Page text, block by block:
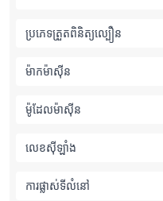
ប្រភេទត្រួតពិនិត្យល្បឿន
ម៉ាកម៉ាស៊ីន
ម៉ូដែលម៉ាស៊ីន
លេខស៊ីឡាំង
ការផ្លាស់ទីលំនៅ